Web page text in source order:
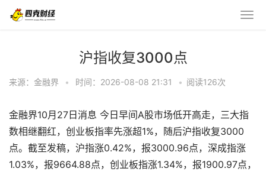
沪指收复3000点
来源：金融界 • 时间：2026-08-08 21:31 • 阅读126次
金融界10月27日消息 今日早间A股市场低开高走，三大指
数相继翻红，创业板指率先涨超1%，随后沪指收复3000
点。截至发稿，沪指涨0.42%，报3000.96点，深成指涨
1.03%，报9664.88点，创业板指涨1.34%，报1900.97点，